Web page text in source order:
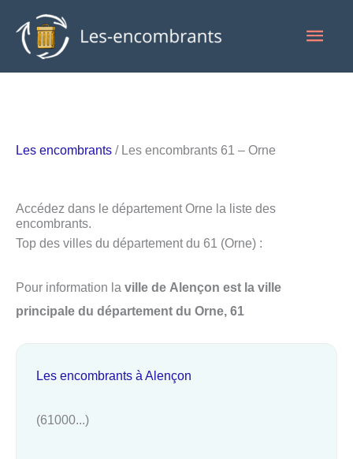
contenu
Les encombrants / Les encombrants 61 – Orne
Accédez dans le département Orne la liste des
encombrants.
Top des villes du département du 61 (Orne) :
Pour information la ville de Alençon est la ville
principale du département du Orne, 61
Les encombrants à Alençon
(61000...)